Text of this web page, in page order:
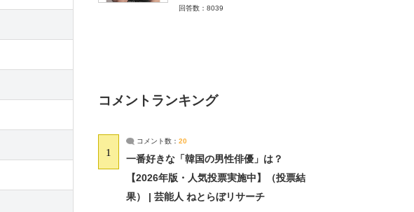
回答数：8039
コメントランキング
1
コメント数： 20
一番好きな「韓国の男性俳優」は？
【2026年版・人気投票実施中】（投票結
果） | 芸能人 ねとらぼリサーチ